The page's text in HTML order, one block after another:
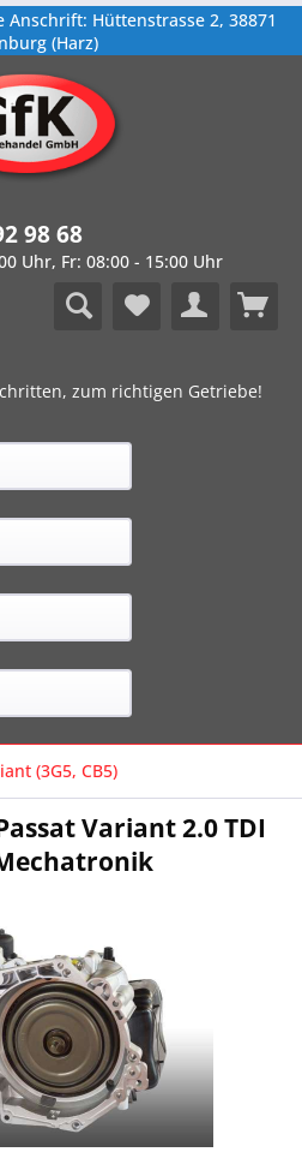
Hüttenstrasse 2, 38871
(Harz)
98 68
Uhr, Fr: 08:00 - 15:00 Uhr
zum richtigen Getriebe!
(3G5, CB5)
Variant 2.0 TDI